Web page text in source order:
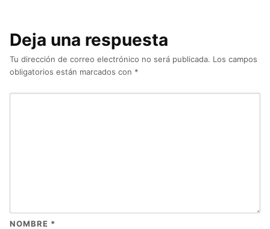
Deja una respuesta
Tu dirección de correo electrónico no será publicada. Los campos
obligatorios están marcados con *
NOMBRE *